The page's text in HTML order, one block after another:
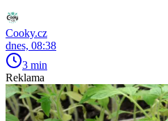
Cooky.cz
dnes, 08:38
3 min
Reklama